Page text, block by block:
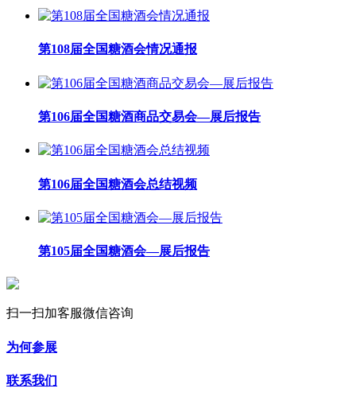
第108届全国糖酒会情况通报
第106届全国糖酒商品交易会—展后报告
第106届全国糖酒会总结视频
第105届全国糖酒会—展后报告
扫一扫加客服微信咨询
为何参展
联系我们